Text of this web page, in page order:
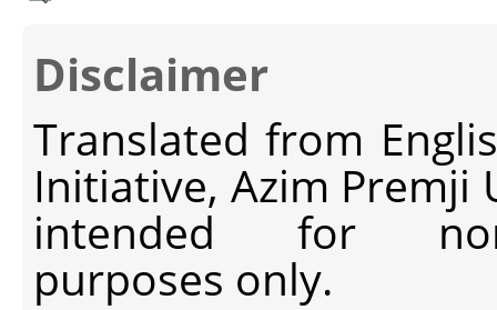
Disclaimer
Translated from
Initiative, Azim Premji
intended for non-
purposes only.